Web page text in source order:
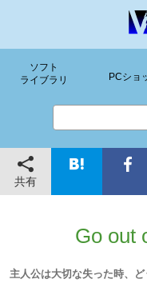
ソフト
ライブラリ
PCショ
共有
Go out
主人公は大切な失った時、